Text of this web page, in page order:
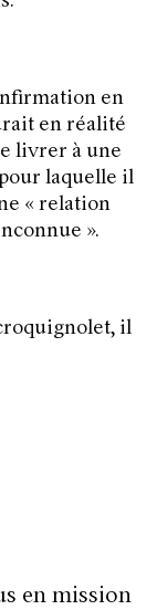
en
en réalité
livrer à une
laquelle il
«relation
».
il
en mission